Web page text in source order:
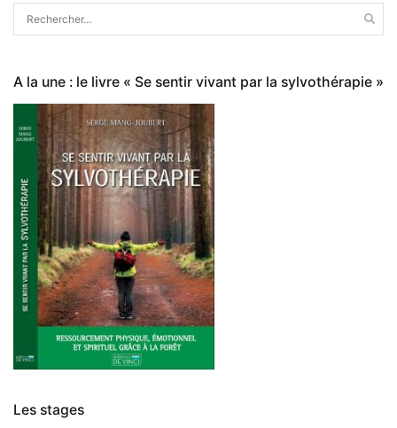
Rechercher :
A la une : le livre « Se sentir vivant par la sylvothérapie »
Les stages